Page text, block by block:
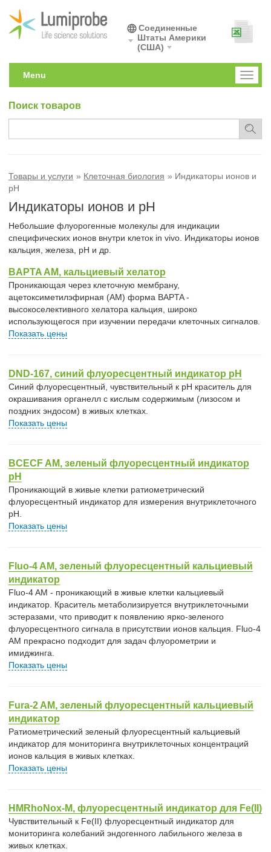
Соединенные
Штаты Америки
(США)
Toggle
Menu
Поиск товаров
Товары и услуги Клеточная биология
Индикаторы ионов и
pH
Индикаторы ионов и pH
Небольшие флуорогенные молекулы для индикации
специфических ионов внутри клеток in vivo. Индикаторы ионов
кальция, железа, рН и др.
BAPTA AM, кальциевый хелатор
Проникающая через клеточную мембрану,
ацетоксиметилэфирная (АМ) форма BAPTA -
высокоселективного хелатора кальция, широко
использующегося при изучении передачи клеточных сигналов.
Показать цены
DND-167, синий флуоресцентный индикатор pH
Синий флуоресцентный, чувствительный к pH краситель для
окрашивания органелл с кислым содержимым (лизосом и
поздних эндосом) в живых клетках.
Показать цены
BCECF AM, зеленый флуоресцентный индикатор
pH
Проникающий в живые клетки ратиометрический
флуоресцентный индикатор для измерения внутриклеточного
рН.
Показать цены
Fluo-4 AM, зеленый флуоресцентный кальциевый
индикатор
Fluo-4 AM - проникающий в живые клетки кальциевый
индикатор. Краситель метаболизируется внутриклеточными
эстеразами, что приводит к появлению ярко-зеленого
флуоресцентного сигнала в присутствии ионов кальция. Fluo-4
AM прекрасно подходит для задач флуорометрии и
имиджинга.
Показать цены
Fura-2 AM, зеленый флуоресцентный кальциевый
индикатор
Ратиометрический зеленый флуоресцентный кальциевый
индикатор для мониторинга внутриклеточных концентраций
ионов кальция в живых клетках.
Показать цены
HMRhoNox-M, флуоресцентный индикатор для Fe(II)
Чувствительный к Fe(II) флуоресцентный индикатор для
мониторинга колебаний эндогенного лабильного железа в
живых клетках.